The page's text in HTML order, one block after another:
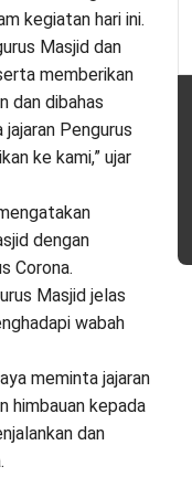
kegiatan hari ini.
Masjid dan
memberikan
dan dibahas
Pengurus
ke kami,” ujar
dengan
Corona.
Masjid jelas
wabah
meminta jajaran
himbauan kepada
dan